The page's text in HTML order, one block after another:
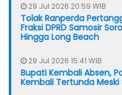
29 Jul 2026 20:59 WIB
Tolak Ranperda
Fraksi DPRD Samosir
Hingga Long Beach
29 Jul 2026 15:41 WIB
Bupati Kembali Absen,
Kembali Tertunda